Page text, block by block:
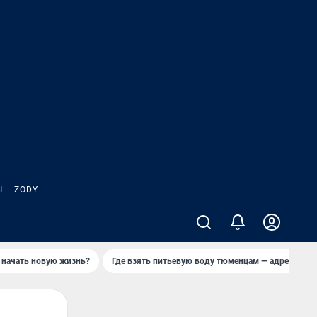
ZODY
начать новую жизнь? Где взять питьевую воду тюменцам — адреса